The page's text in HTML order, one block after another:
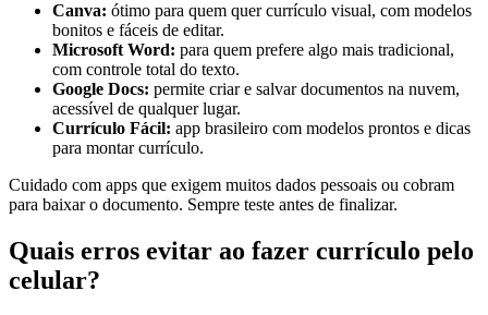
Canva: ótimo para quem quer currículo visual, com modelos
bonitos e fáceis de editar.
Microsoft Word: para quem prefere algo mais tradicional,
com controle total do texto.
Google Docs: permite criar e salvar documentos na nuvem,
acessível de qualquer lugar.
Currículo Fácil: app brasileiro com modelos prontos e dicas
para montar currículo.
Cuidado com apps que exigem muitos dados pessoais ou cobram
para baixar o documento. Sempre teste antes de finalizar.
Quais erros evitar ao fazer currículo pelo
celular?